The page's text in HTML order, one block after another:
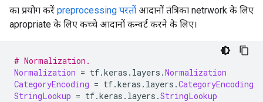
का प्रयोग करें preprocessing परतों आदानों तंत्रिका netrwork के लिए
apropriate के लिए कच्चे आदानों कन्वर्ट करने के लिए।
# Normalization.
Normalization = tf.keras . layers .Normalization
CategoryEncoding = tf.keras . layers .CategoryEncoding
StringLookup = tf.keras . layers .StringLookup